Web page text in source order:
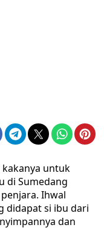
kakanya untuk
di Sumedang
Ihwal
didapat si ibu dari
dan